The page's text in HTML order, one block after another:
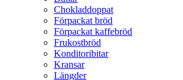
Chokladdoppat
Förpackat bröd
Förpackat kaffebröd
Frukostbröd
Konditoribitar
Kransar
Längder